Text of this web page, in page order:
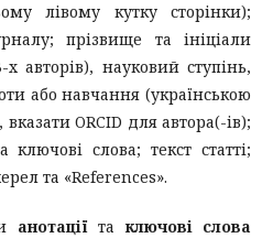
лівому кутку сторінки);
прізвище та ініціали
авторів), науковий ступінь,
або навчання (українською
ORCID для автора(-ів);
ключові слова; текст статті;
та «References».
анотаціїтаключові слова